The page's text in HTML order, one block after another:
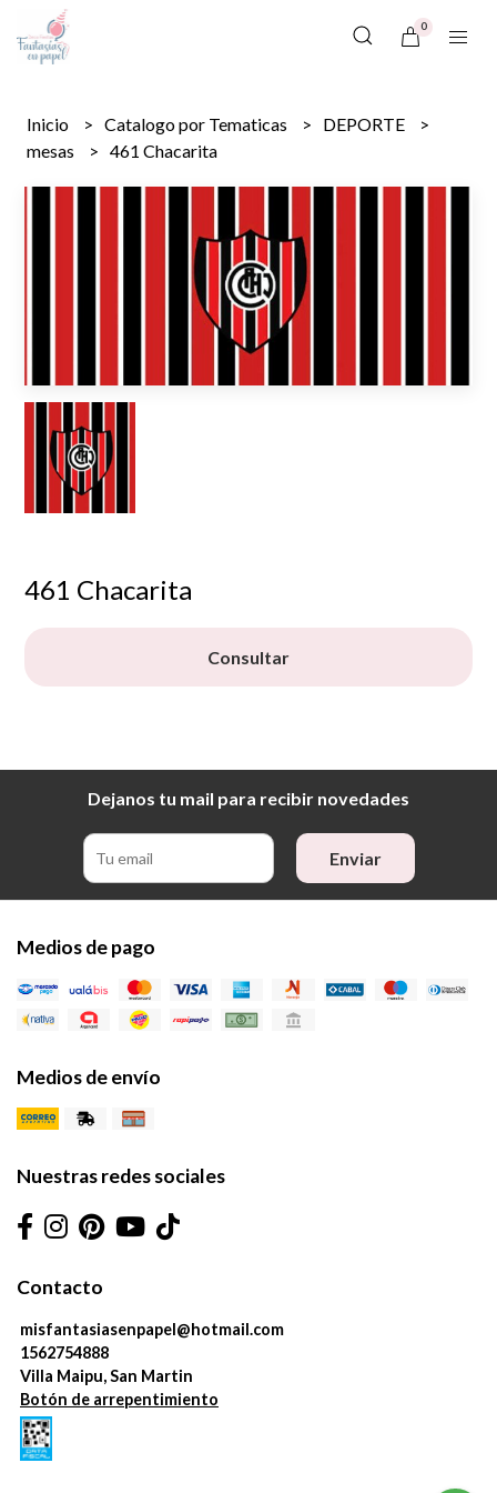
0
Inicio Catalogo por Tematicas
DEPORTE
mesas
461 Chacarita
461 Chacarita
Consultar
Dejanos tu mail para recibir novedades
Enviar
Medios de pago
Medios de envío
Nuestras redes sociales
Contacto
misfantasiasenpapel@hotmail.com
1562754888
Villa Maipu, San Martin
Botón de arrepentimiento